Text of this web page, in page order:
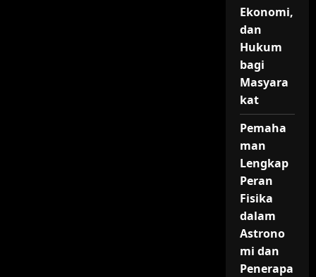
Ekonomi,
dan
Hukum
bagi
Masyara
kat
Pemaha
man
Lengkap
Peran
Fisika
dalam
Astrono
mi dan
Penerapa